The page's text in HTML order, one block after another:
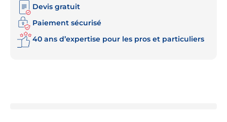
Devis gratuit
Paiement sécurisé
40 ans d’expertise pour les pros et particuliers